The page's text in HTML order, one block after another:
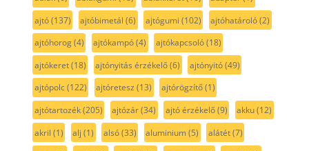
ajtó(137) ajtóbimetál (6) ajtógumi (102) ajtóhatároló(2)
ajtóhorog(4) ajtókampó(4) ajtókapcsoló(18)
ajtókeret(18) ajtónyitás érzékelő(6) ajtónyitó(49)
ajtópolc(122) ajtóretesz (13) ajtórögzítő(1)
ajtótartozék(205) ajtózár(34) ajtó érzékelő(9) akku(12)
akril (1) alj (1) alsó(33) aluminium(5) alátét(7)